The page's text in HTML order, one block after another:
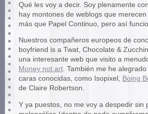
Qué les voy a decir. Soy plenamente
hay montones de weblogs que
más que Papel Continuo, pero así
Nuestros compañeros europeos de
boyfriend is a Twat, Chocolate &
una interesante web que visito a
Money not art. También me he
caras conocidas, como Isopixel, Boing
de Claire Robertson.
Y ya puestos, no me voy a despedir sin